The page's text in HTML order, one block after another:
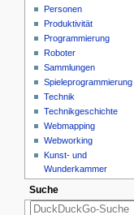
Personen
Produktivität
Programmierung
Roboter
Sammlungen
Spieleprogrammierung
Technik
Technikgeschichte
Webmapping
Webworking
Kunst- und
Wunderkammer
Suche